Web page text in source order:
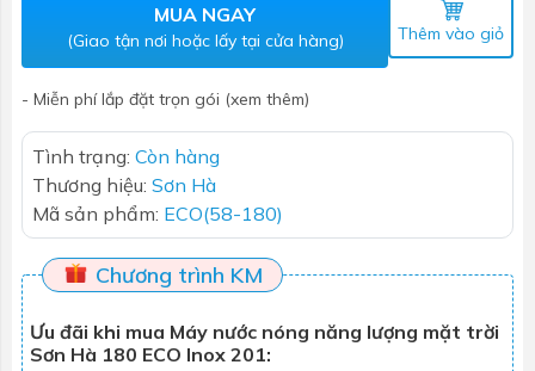
MUA NGAY
(Giao tận nơi hoặc lấy tại cửa hàng) Thêm vào giỏ
- Miễn phí lắp đặt trọn gói (xem thêm)
Tình trạng: Còn hàng
Thương hiệu: Sơn Hà
Mã sản phẩm: ECO(58-180)
Chương trình KM
Ưu đãi khi mua Máy nước nóng năng lượng mặt trời
Sơn Hà 180 ECO Inox 201: